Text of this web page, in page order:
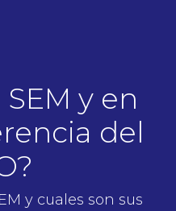
y en
del
y cuales son sus